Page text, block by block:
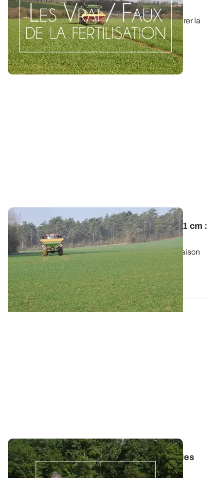
totale
Un outil de pilotage permet effectivement de recentrer la
dose autour de l’optimum en...
23 AVR. 2015
Azote sur blé tendre - Apport au stade épi 1 cm :
surveiller la reprise de végétation
L'apport au stade épi 1 cm intervient en début montaison
des céréales, c’est-à-dire au...
10 MARS 2016
Bulletins de Santé du Végétal - Consultez les
derniers BSV de votre région